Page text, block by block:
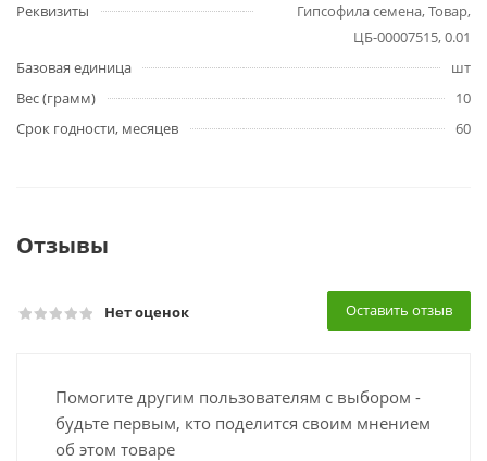
Реквизиты
Гипсофила семена, Товар,
ЦБ-00007515, 0.01
Базовая единица
шт
Вес (грамм)
10
Срок годности, месяцев
60
Отзывы
Нет оценок Оставить отзыв
Помогите другим пользователям с выбором -
будьте первым, кто поделится своим мнением
об этом товаре